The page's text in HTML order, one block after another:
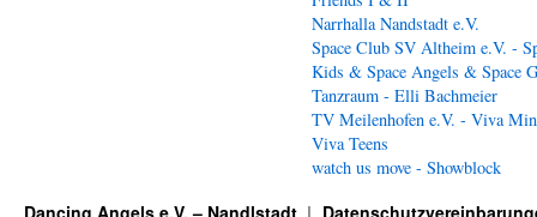
Narrhalla Nandstadt e.V.
Space Club SV Altheim e.V. -
Kids & Space Angels & Space
Tanzraum - Elli Bachmeier
TV Meilenhofen e.V. - Viva
Viva Teens
watch us move - Showblock